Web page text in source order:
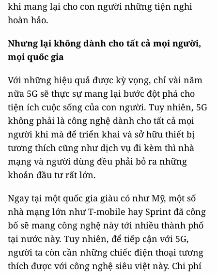
khi mang lại cho con người những tiện nghi
hoàn hảo.
Nhưng lại không dành cho tất cả mọi người,
mọi quốc gia
Với những hiệu quả được kỳ vọng, chỉ vài năm
nữa 5G sẽ thực sự mang lại bước đột phá cho
tiện ích cuộc sống của con người. Tuy nhiên, 5G
không phải là công nghệ dành cho tất cả mọi
người khi mà để triển khai và sở hữu thiết bị
tương thích cũng như dịch vụ đi kèm thì nhà
mạng và người dùng đều phải bỏ ra những
khoản đầu tư rất lớn.
Ngay tại một quốc gia giàu có như Mỹ, một số
nhà mạng lớn như T-mobile hay Sprint đã công
bố sẽ mang công nghệ này tới nhiều thành phố
tại nước này. Tuy nhiên, để tiếp cận với 5G,
người ta còn cần những chiếc điện thoại tương
thích được với công nghệ siêu việt này. Chi phí